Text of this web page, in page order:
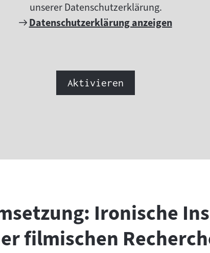
unserer Datenschutzerklärung.
Externer
Datenschutzerklärung anzeigen
Aktivieren
Ironische
filmischen